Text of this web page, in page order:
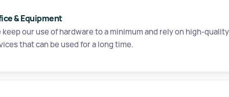
& Equipment
keep our use of hardware to a minimum and rely on high-quality
that can be used for a long time.